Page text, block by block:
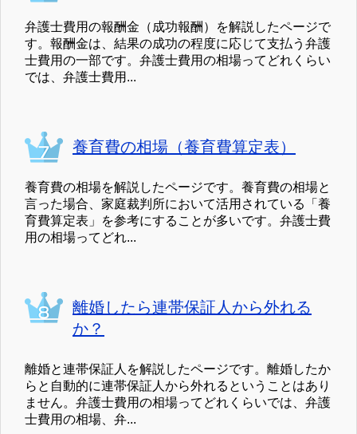
弁護士費用の報酬金（成功報酬）を解説したページで
す。報酬金は、結果の成功の程度に応じて支払う弁護
士費用の一部です。弁護士費用の相場ってどれくらい
では、弁護士費用...
養育費の相場（養育費算定表）
養育費の相場を解説したページです。養育費の相場と
言った場合、家庭裁判所において活用されている「養
育費算定表」を参考にすることが多いです。弁護士費
用の相場ってどれ...
離婚したら連帯保証人から外れる
か？
離婚と連帯保証人を解説したページです。離婚したか
らと自動的に連帯保証人から外れるということはあり
ません。弁護士費用の相場ってどれくらいでは、弁護
士費用の相場、弁...